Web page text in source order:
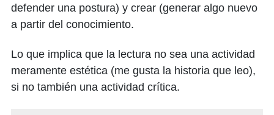
defender una postura) y crear (generar algo nuevo
a partir del conocimiento.
Lo que implica que la lectura no sea una actividad
meramente estética (me gusta la historia que leo),
si no también una actividad crítica.